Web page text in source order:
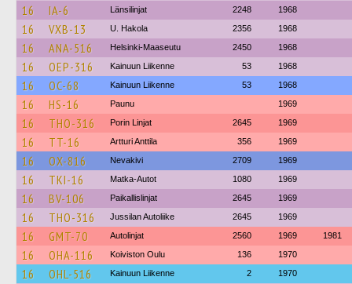
16 IA-6 Länsilinjat 2248 1968
16 VXB-13 U. Hakola 2356 1968
16 ANA-516 Helsinki-Maaseutu 2450 1968
16 OEP-316 Kainuun Liikenne 53 1968
16 OC-68 Kainuun Liikenne 53 1968
16 HS-16 Paunu 1969
16 THO-316 Porin Linjat 2645 1969
16 TT-16 Artturi Anttila 356 1969
16 OX-816 Nevakivi 2709 1969
16 TKI-16 Matka-Autot 1080 1969
16 BV-106 Paikallislinjat 2645 1969
16 THO-316 Jussilan Autoliike 2645 1969
16 GMT-70 Autolinjat 2560 1969 1981
16 OHA-116 Koiviston Oulu 136 1970
16 OHL-516 Kainuun Liikenne 2 1970